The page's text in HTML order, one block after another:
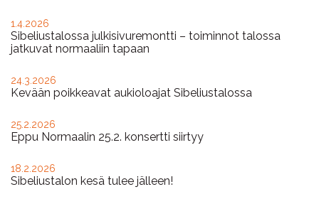
1.4.2026
Sibeliustalossa julkisivuremontti – toiminnot talossa
jatkuvat normaaliin tapaan
24.3.2026
Kevään poikkeavat aukioloajat Sibeliustalossa
25.2.2026
Eppu Normaalin 25.2. konsertti siirtyy
18.2.2026
Sibeliustalon kesä tulee jälleen!